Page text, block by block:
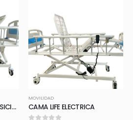
CAMA LIFE MANUAL 3 POSICIONES
MOVILIDAD
CAMA LIFE ELECTRICA